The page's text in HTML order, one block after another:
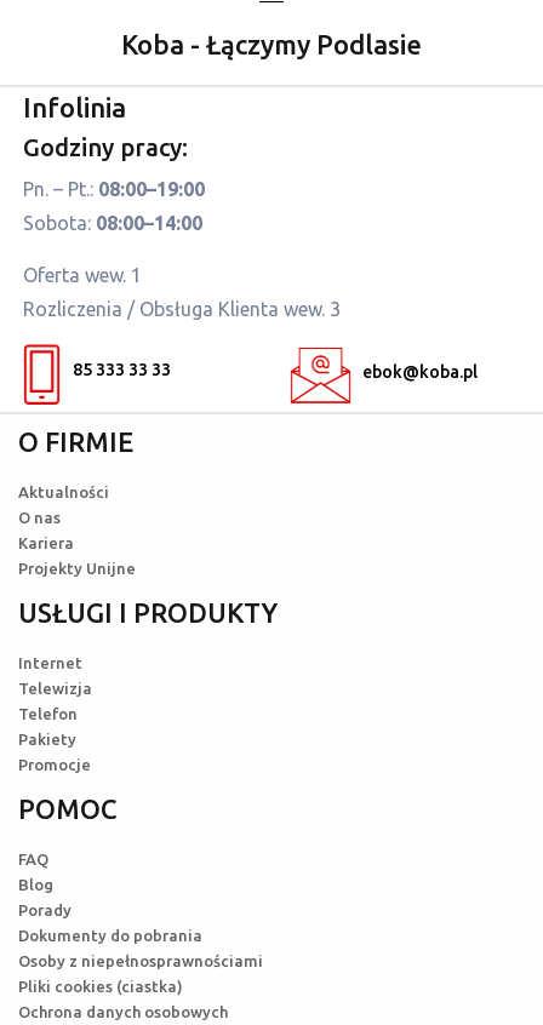
e
m
p
y
.
Koba - Łączymy Podlasie
Infolinia
Godziny pracy:
Pn. – Pt.: 08:00–19:00
Sobota: 08:00–14:00
Oferta wew. 1
Rozliczenia / Obsługa Klienta wew. 3
85 333 33 33 ebok@koba.pl
O FIRMIE
Aktualności
O nas
Kariera
Projekty Unijne
USŁUGI I PRODUKTY
Internet
Telewizja
Telefon
Pakiety
Promocje
POMOC
FAQ
Blog
Porady
Dokumenty do pobrania
Osoby z niepełnosprawnościami
Pliki cookies (ciastka)
Ochrona danych osobowych